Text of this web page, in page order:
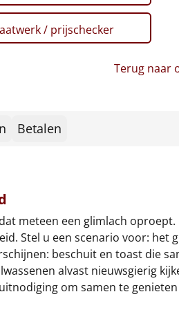
/ prijschecker
Terug naar
Betalen
meteen een glimlach
Stel u een scenario voor:
beschuit en toast die
alvast nieuwsgierig
om samen te